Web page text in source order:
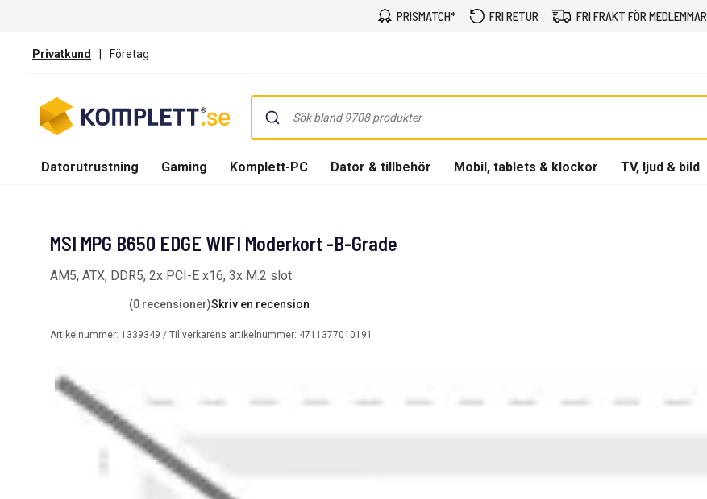
PRISMATCH* FRI RETUR FRI FRAKT FÖR MEDLEMMAR
Privatkund | Företag
Datorutrustning Gaming Komplett-PC Dator & tillbehör Mobil, tablets & klockor TV, ljud & bild
MSI MPG B650 EDGE WIFI Moderkort -B-Grade
AM5, ATX, DDR5, 2x PCI-E x16, 3x M.2 slot
(0 recensioner)Skriv en recension
Artikelnummer: 1339349 / Tillverkarens artikelnummer: 4711377010191